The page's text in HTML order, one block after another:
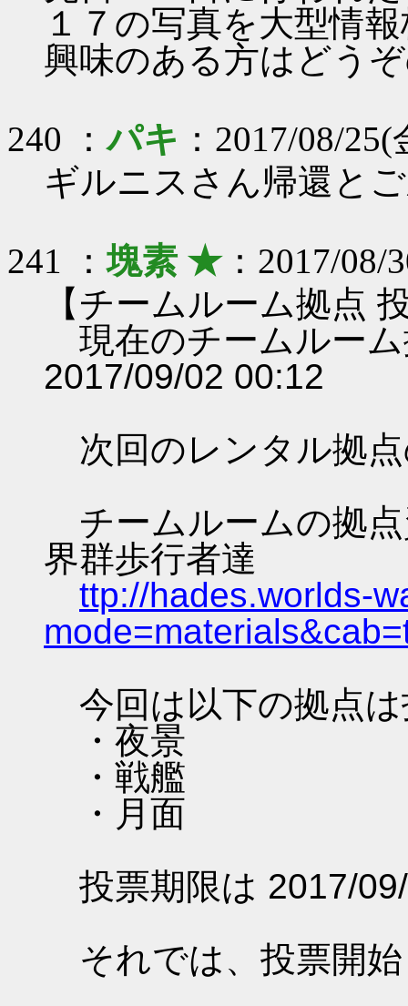
１７の写真を大型情
興味のある方はどう
240 ：パキ ：2017/08/
ギルニスさん帰還と
241 ：塊素 ★：2017/08/
【チームルーム拠点
現在のチームルー
2017/09/02 00:12
次回のレンタル拠
チームルームの拠
界群歩行者達
ttp://hades.worlds-
今回は以下の拠点
・夜景
・戦艦
・月面
投票期限は 2017/
それでは、投票開